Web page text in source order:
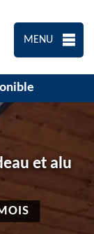
MENU
et alu